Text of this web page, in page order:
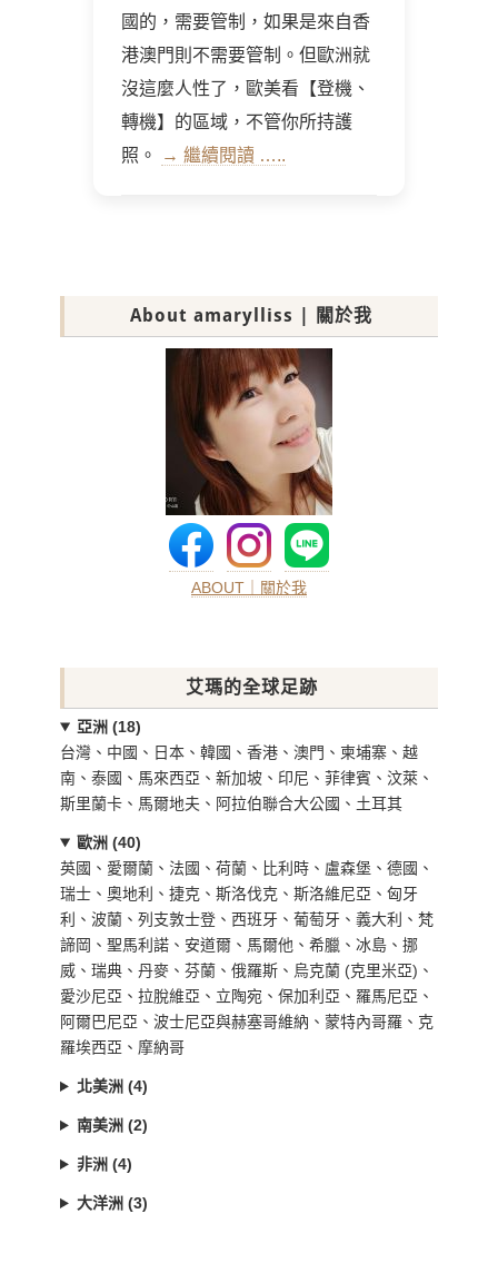
國的，需要管制，如果是來自香
港澳門則不需要管制。但歐洲就
沒這麼人性了，歐美看【登機、
轉機】的區域，不管你所持護
照。
→ 繼續閱讀 …..
About amarylliss | 關於我
ABOUT｜關於我
艾瑪的全球足跡
亞洲 (18)
台灣、中國、日本、韓國、香港、澳門、柬埔寨、越
南、泰國、馬來西亞、新加坡、印尼、菲律賓、汶萊、
斯里蘭卡、馬爾地夫、阿拉伯聯合大公國、土耳其
歐洲 (40)
英國、愛爾蘭、法國、荷蘭、比利時、盧森堡、德國、
瑞士、奧地利、捷克、斯洛伐克、斯洛維尼亞、匈牙
利、波蘭、列支敦士登、西班牙、葡萄牙、義大利、梵
諦岡、聖馬利諾、安道爾、馬爾他、希臘、冰島、挪
威、瑞典、丹麥、芬蘭、俄羅斯、烏克蘭 (克里米亞)、
愛沙尼亞、拉脫維亞、立陶宛、保加利亞、羅馬尼亞、
阿爾巴尼亞、波士尼亞與赫塞哥維納、蒙特內哥羅、克
羅埃西亞、摩納哥
北美洲 (4)
南美洲 (2)
非洲 (4)
大洋洲 (3)